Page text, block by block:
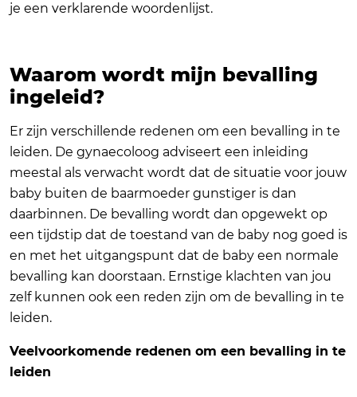
je een verklarende woordenlijst.
Waarom wordt mijn bevalling
ingeleid?
Er zijn verschillende redenen om een bevalling in te
leiden. De gynaecoloog adviseert een inleiding
meestal als verwacht wordt dat de situatie voor jouw
baby buiten de baarmoeder gunstiger is dan
daarbinnen. De bevalling wordt dan opgewekt op
een tijdstip dat de toestand van de baby nog goed is
en met het uitgangspunt dat de baby een normale
bevalling kan doorstaan. Ernstige klachten van jou
zelf kunnen ook een reden zijn om de bevalling in te
leiden.
Veelvoorkomende redenen om een bevalling in te
leiden